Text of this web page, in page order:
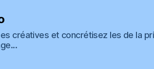
créatives et concrétisez les de la